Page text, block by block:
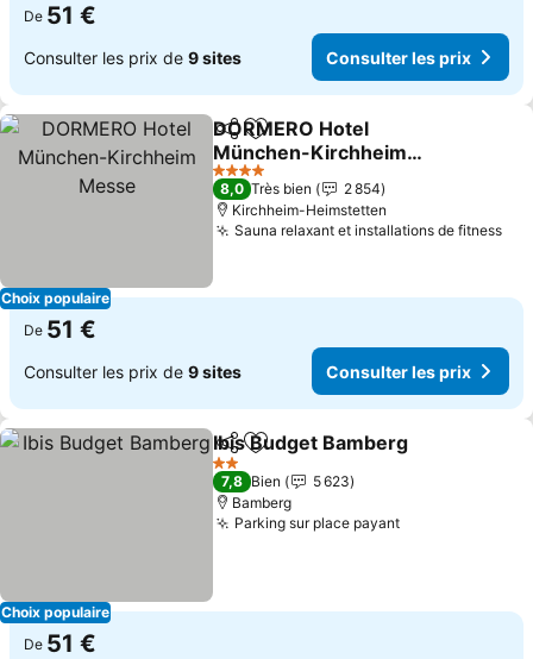
De 51 €
Consulter les prix de 9 sites Consulter les prix
Choix populaire
PartagerAjouter à mes favoris
DORMERO Hotel
München-Kirchheim
Messe
Consulter les prix
4 Étoiles
8,0 Très bien
2 854
Kirchheim-Heimstetten
Sauna relaxant et installations de fitness
De 51 €
Consulter les prix de 9 sites Consulter les prix
Choix populaire
PartagerAjouter à mes favoris
Ibis Budget Bamberg
2 Étoiles
7,8 Bien
5 623
Bamberg
Parking sur place payantConsulter les
De 51 €